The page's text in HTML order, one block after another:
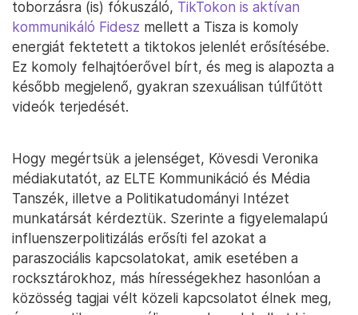
toborzásra (is) fókuszáló, TikTokon is aktívan
kommunikáló Fidesz mellett a Tisza is komoly
energiát fektetett a tiktokos jelenlét erősítésébe.
Ez komoly felhajtóerővel bírt, és meg is alapozta a
később megjelenő, gyakran szexuálisan túlfűtött
videók terjedését.
Hogy megértsük a jelenséget, Kövesdi Veronika
médiakutatót, az ELTE Kommunikáció és Média
Tanszék, illetve a Politikatudományi Intézet
munkatársát kérdeztük. Szerinte a figyelemalapú
influenszerpolitizálás erősíti fel azokat a
paraszociális kapcsolatokat, amik esetében a
rocksztárokhoz, más hírességekhez hasonlóan a
közösség tagjai vélt közeli kapcsolatot élnek meg,